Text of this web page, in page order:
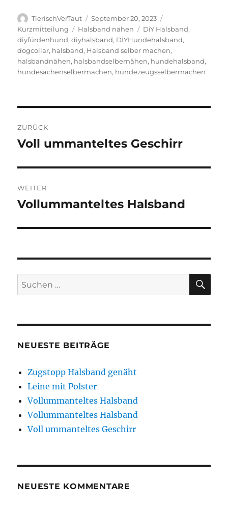
Autor
TierischVerTaut
Veröffentlicht
am
September 20, 2023
Kurzmitteilung
Kategorien
Halsband nähen Schlagwörter
DiY Halsband,
diyfürdenhund,diyhalsband, DIYHundehalsband,
dogcollar, halsband, Halsband selber machen,
halsbandnähen, halsbandselbernähen, hundehalsband,
hundesachenselbermachen, hundezeugsselbermachen
ZURÜCK
Vorheriger
Voll ummanteltes Geschirr
WEITER
Nächster
Vollummanteltes Halsband
Suchen
nach:
NEUESTE BEITRÄGE
Zugstopp Halsband genäht
Leine mit Polster
Vollummanteltes Halsband
Vollummanteltes Halsband
Voll ummanteltes Geschirr
NEUESTE KOMMENTARE